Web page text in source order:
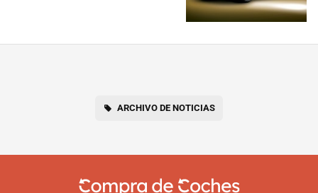
ARCHIVO DE NOTICIAS